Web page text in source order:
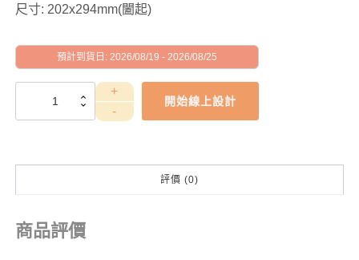
尺寸: 202x294mm(闔起)
預計到貨日: 2026/08/19 - 2026/08/25
WEA4010040
開始線上設計
評價 (0)
商品評價